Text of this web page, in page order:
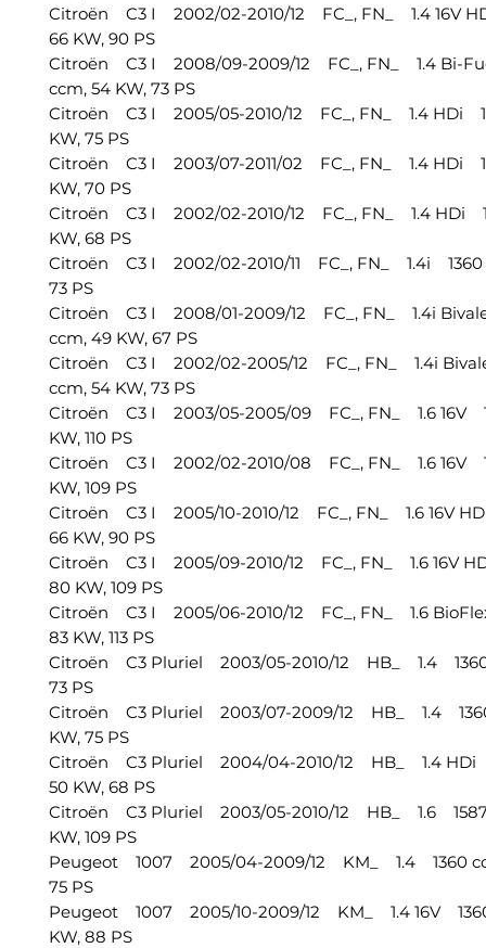
Citroën C3 I 2002/02-2010/12 FC_, FN_ 1.4 16V
66 KW, 90 PS
Citroën C3 I 2008/09-2009/12 FC_, FN_ 1.4 Bi-
ccm, 54 KW, 73 PS
Citroën C3 I 2005/05-2010/12 FC_, FN_ 1.4 HDi
KW, 75 PS
Citroën C3 I 2003/07-2011/02 FC_, FN_ 1.4 HDi
KW, 70 PS
Citroën C3 I 2002/02-2010/12 FC_, FN_ 1.4 HDi
KW, 68 PS
Citroën C3 I 2002/02-2010/11 FC_, FN_ 1.4i 1360
73 PS
Citroën C3 I 2008/01-2009/12 FC_, FN_ 1.4i
ccm, 49 KW, 67 PS
Citroën C3 I 2002/02-2005/12 FC_, FN_ 1.4i
ccm, 54 KW, 73 PS
Citroën C3 I 2003/05-2005/09 FC_, FN_ 1.6 16V
KW, 110 PS
Citroën C3 I 2002/02-2010/08 FC_, FN_ 1.6 16V
KW, 109 PS
Citroën C3 I 2005/10-2010/12 FC_, FN_ 1.6 16V
66 KW, 90 PS
Citroën C3 I 2005/09-2010/12 FC_, FN_ 1.6 16V
80 KW, 109 PS
Citroën C3 I 2005/06-2010/12 FC_, FN_ 1.6
83 KW, 113 PS
Citroën C3 Pluriel 2003/05-2010/12 HB_ 1.4 1360
73 PS
Citroën C3 Pluriel 2003/07-2009/12 HB_ 1.4
KW, 75 PS
Citroën C3 Pluriel 2004/04-2010/12 HB_ 1.4 HDi
50 KW, 68 PS
Citroën C3 Pluriel 2003/05-2010/12 HB_ 1.6
KW, 109 PS
Peugeot 1007 2005/04-2009/12 KM_ 1.4 1360
75 PS
Peugeot 1007 2005/10-2009/12 KM_ 1.4 16V
KW, 88 PS